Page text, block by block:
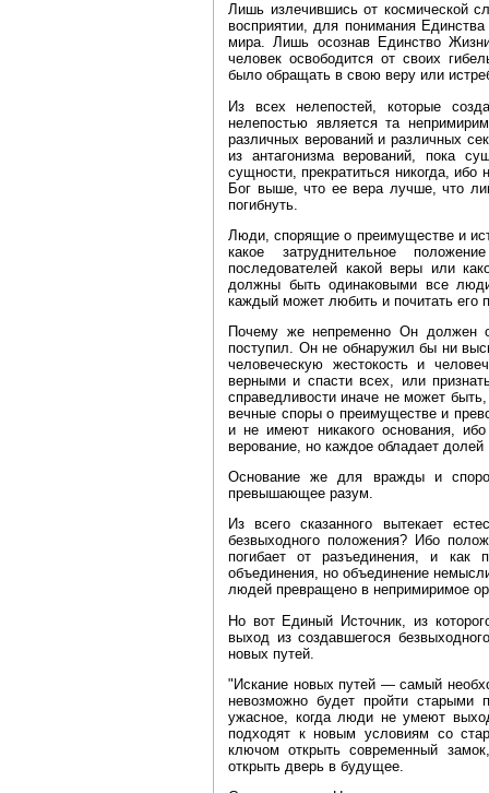
Лишь излечившись от космической
восприятии, для понимания
мира. Лишь осознав Единство
человек освободится от своих
было обращать в свою веру или
Из всех нелепостей, которые
нелепостью является та
различных верований и различных
из антагонизма верований, пока
сущности, прекратиться никогда, ибо
Бог выше, что ее вера лучше, что
погибнуть.
Люди, спорящие о преимуществе и
какое затруднительное
последователей какой веры или
должны быть одинаковыми все
каждый может любить и почитать его
Почему же непременно Он должен
поступил. Он не обнаружил бы ни
человеческую жестокость и
верными и спасти всех, или
справедливости иначе не может
вечные споры о преимуществе и
и не имеют никакого основания,
верование, но каждое обладает
Основание же для вражды и
превышающее разум.
Из всего сказанного вытекает
безвыходного положения? Ибо
погибает от разъединения, и как
объединения, но объединение
людей превращено в непримиримое
Но вот Единый Источник, из
выход из создавшегося
новых путей.
"Искание новых путей — самый
невозможно будет пройти
ужасное, когда люди не умеют
подходят к новым условиям со
ключом открыть современный
открыть дверь в будущее.